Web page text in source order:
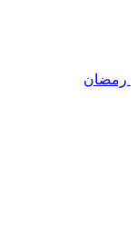
رمضان